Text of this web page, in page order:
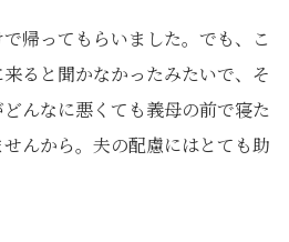
帰ってもらいました。でも、こ
ると聞かなかったみたいで、そ
んなに悪くても義母の前で寝た
んから。夫の配慮にはとても助